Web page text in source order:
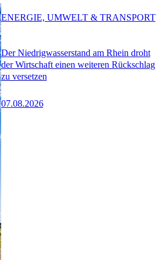
Der Niedrigwasserstand am Rhein droht
der Wirtschaft einen weiteren Rückschlag
zu versetzen
07.08.2026
ENERGIE, UMWELT & TRANSPORT